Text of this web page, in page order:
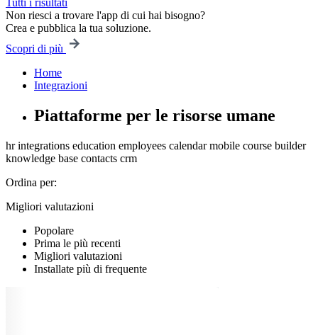
Tutti i risultati
Non riesci a trovare l'app di cui hai bisogno?
Crea e pubblica la tua soluzione.
Scopri di più
Home
Integrazioni
Piattaforme per le risorse umane
hr integrations education employees calendar mobile course builder
knowledge base contacts crm
Ordina per:
Migliori valutazioni
Popolare
Prima le più recenti
Migliori valutazioni
Installate più di frequente